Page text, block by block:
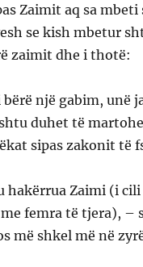
Zaimit aq sa mbeti
se kish mbetur
zaimit dhe i thotë:
një gabim, unë
duhet të
sipas zakonit të
hakërrua Zaimi (i
femra të tjera), –
më shkel më në